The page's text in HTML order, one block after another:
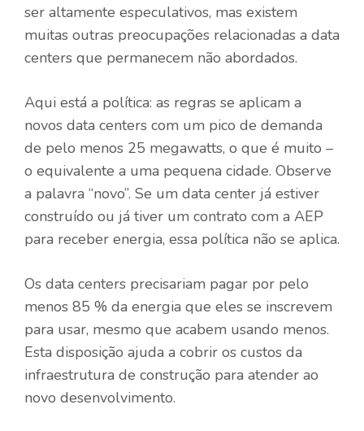
ser altamente especulativos, mas existem
muitas outras preocupações relacionadas a data
centers que permanecem não abordados.
Aqui está a política: as regras se aplicam a
novos data centers com um pico de demanda
de pelo menos 25 megawatts, o que é muito –
o equivalente a uma pequena cidade. Observe
a palavra “novo”. Se um data center já estiver
construído ou já tiver um contrato com a AEP
para receber energia, essa política não se aplica.
Os data centers precisariam pagar por pelo
menos 85 % da energia que eles se inscrevem
para usar, mesmo que acabem usando menos.
Esta disposição ajuda a cobrir os custos da
infraestrutura de construção para atender ao
novo desenvolvimento.